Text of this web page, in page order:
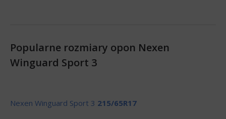
Popularne rozmiary opon Nexen
Winguard Sport 3
Nexen Winguard Sport 3 215/65R17